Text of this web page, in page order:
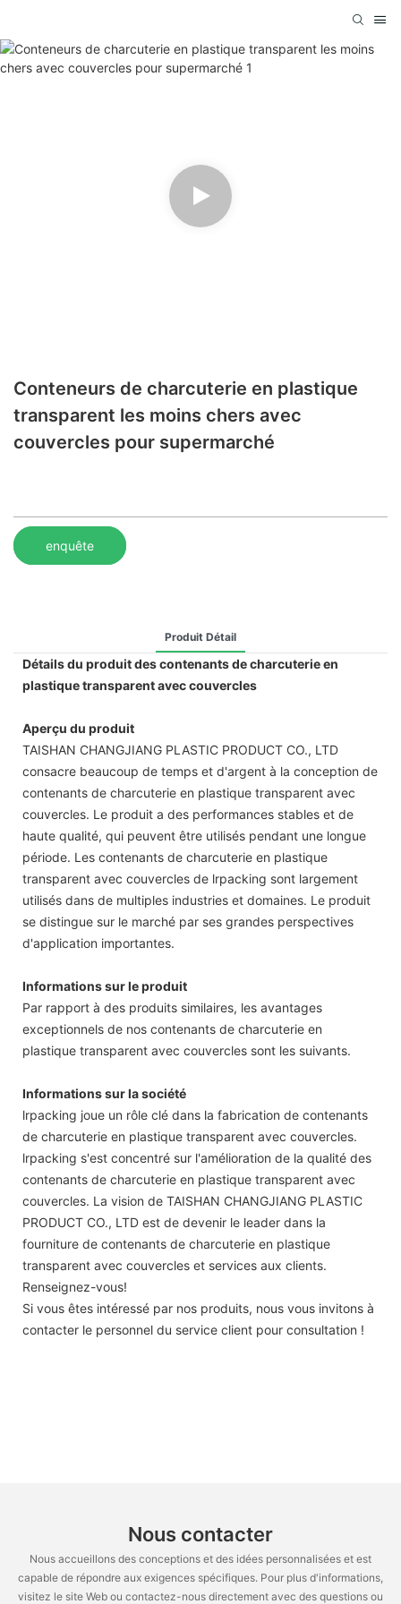
Conteneurs de charcuterie en plastique
transparent les moins chers avec
couvercles pour supermarché
enquête
Produit Détail
Détails du produit des contenants de charcuterie en
plastique transparent avec couvercles
Aperçu du produit
TAISHAN CHANGJIANG PLASTIC PRODUCT CO., LTD
consacre beaucoup de temps et d'argent à la conception de
contenants de charcuterie en plastique transparent avec
couvercles. Le produit a des performances stables et de
haute qualité, qui peuvent être utilisés pendant une longue
période. Les contenants de charcuterie en plastique
transparent avec couvercles de lrpacking sont largement
utilisés dans de multiples industries et domaines. Le produit
se distingue sur le marché par ses grandes perspectives
d'application importantes.
Informations sur le produit
Par rapport à des produits similaires, les avantages
exceptionnels de nos contenants de charcuterie en
plastique transparent avec couvercles sont les suivants.
Informations sur la société
lrpacking joue un rôle clé dans la fabrication de contenants
de charcuterie en plastique transparent avec couvercles.
lrpacking s'est concentré sur l'amélioration de la qualité des
contenants de charcuterie en plastique transparent avec
couvercles. La vision de TAISHAN CHANGJIANG PLASTIC
PRODUCT CO., LTD est de devenir le leader dans la
fourniture de contenants de charcuterie en plastique
transparent avec couvercles et services aux clients.
Renseignez-vous!
Si vous êtes intéressé par nos produits, nous vous invitons à
contacter le personnel du service client pour consultation !
Nous contacter
Nous accueillons des conceptions et des idées personnalisées et est
capable de répondre aux exigences spécifiques. Pour plus d'informations,
visitez le site Web ou contactez-nous directement avec des questions ou